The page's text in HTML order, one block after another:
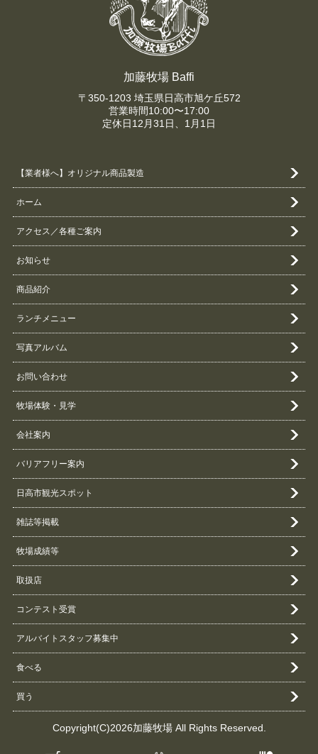
加藤牧場 Baffi
〒350-1203 埼玉県日高市旭ケ丘572
営業時間10:00〜17:00
定休日12月31日、1月1日
【業者様へ】オリジナル商品製造
ホーム
アクセス／各種ご案内
お知らせ
商品紹介
ランチメニュー
写真アルバム
お問い合わせ
牧場体験・見学
会社案内
バリアフリー案内
日高市観光スポット
雑誌等掲載
牧場成績等
取扱店
コンテスト受賞
アルバイトスタッフ募集中
食べる
買う
Copyright(C)2026加藤牧場 All Rights Reserved.